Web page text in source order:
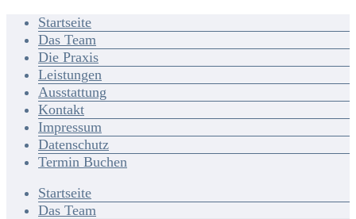
Startseite
Das Team
Die Praxis
Leistungen
Ausstattung
Kontakt
Impressum
Datenschutz
Termin Buchen
Startseite
Das Team